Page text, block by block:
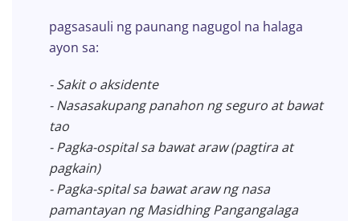
pagsasauli ng paunang nagugol na halaga
ayon sa:
- Sakit o aksidente
- Nasasakupang panahon ng seguro at bawat
tao
- Pagka-ospital sa bawat araw (pagtira at
pagkain)
- Pagka-spital sa bawat araw ng nasa
pamantayan ng Masidhing Pangangalaga